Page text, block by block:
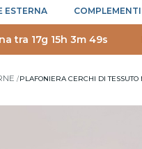
ESTERNA
tra 17g 15h 3m 48s
PLAFONIERA CERCHI DI